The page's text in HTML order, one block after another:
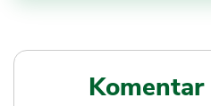
Komentar